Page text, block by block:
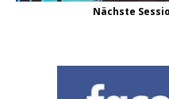
Nächste